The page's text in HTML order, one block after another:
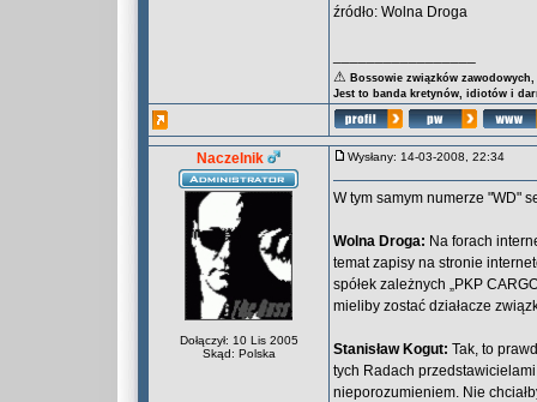
źródło: Wolna Droga
⚠ Bossowie związków
Jest to banda kretynów, idiotów i
Naczelnik
Dołączył: 10 Lis 2005
Skąd: Polska
Wysłany: 14-03-2008, 22:34
W tym samym numerze "WD"
Wolna Droga: Na forach
temat zapisy na stronie
spółek zależnych „PKP
mieliby zostać działacze
Stanisław Kogut: Tak, to
tych Radach
nieporozumieniem. Nie